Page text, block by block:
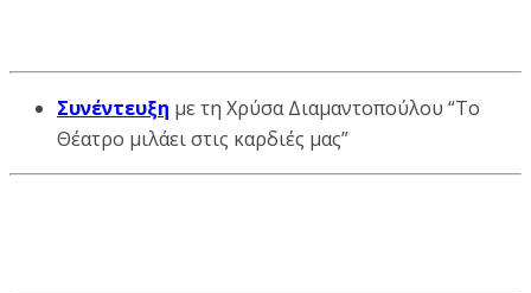
Συνέντευξη με τη Χρύσα Διαμαντοπούλου “Το
Θέατρο μιλάει στις καρδιές μας”